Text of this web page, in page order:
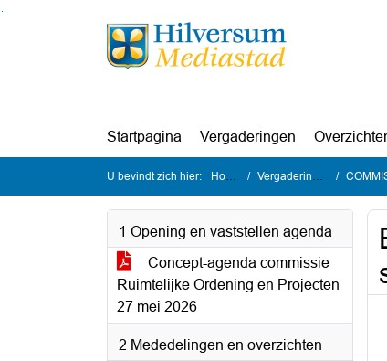
Ga naar de inhoud van deze pagina
Ga naar het zoeken
Ga naar het menu
Startpagina Vergaderingen
U bevindt zich hier: Home Vergaderingen
1 Opening en vaststellen agenda
Concept-agenda commissie
Ruimtelijke Ordening en Projecten
27 mei 2026
2 Mededelingen en overzichten